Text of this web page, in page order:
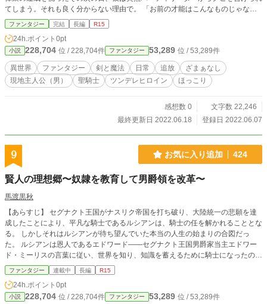
てしまう。それも良く分からない理由で。 「お前の才能はこんなものじゃない
はずだ！奮起しろ、アレク！そしてオレ達を見返してくれ！」 そんな理由で
本当にパーティを追放されてしまったアレクサン。彼の己を見つめ直す冒険が始
ファンタジー 完結 長編 R15
24h.ポイント 0pt
小説 228,704 位 / 228,704件 ファンタジー 53,289 位 / 53,289件
異世界 ファンタジー 剣と魔法 日常 追放
ざまぁなし
現地主人公（男）
聖騎士 ツンデレヒロイン ほっこり
感想数 0
文字数 22,246
最終更新日 2022.06.18
登録日 2022.06.07
9 お気に入り追加 424
賢人の理想郷〜奴隷を教育して男爵領を改革〜
馬渡黒秋
【あらすじ】 セグナクト王国がナスリク帝国を打ち破り、大陸統一の悲願を達
成したことにより、平凡な騎士であるルシアンは、騎士の任を解かれることとな
る。 しかしそれはルシアンが待ち望んでいた本当の人生の始まりの合図だっ
た。 ルシアンは恩人であるエドワード——セグナクト王国男爵家当主エドワー
ド・ミーリスの言葉に従い、世界を知り、知識を蓄えるために騎士になったのだ
った。 愛する者達と愛する故郷——ミーリス領を幸福で包むこと。それがルシ
アンの本当の目的だった。 辺境の地であるミーリス領は、都会への若者の出稼
ぎによって高齢化が進み、各産業の深刻な後継者不足に悩まされている。 騎士
として務めた十年の間で、世界を知り『賢人』と呼べるほどに賢くなったルシア
ファンタジー 連載中 長編 R15
24h.ポイント 0pt
小説 228,704 位 / 228,704件 ファンタジー 53,289 位 / 53,289件